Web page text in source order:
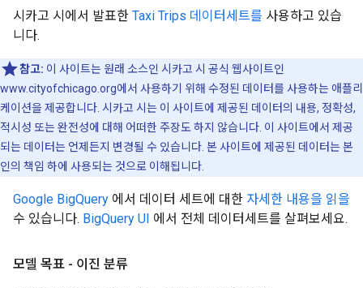
시카고 시에서 발표한 Taxi Trips 데이터세트를 사용하고 있습
니다.
참고: 이 사이트는 원래 소스인 시카고 시 공식 웹사이트인
www.cityofchicago.org에서 사용하기 위해 수정된 데이터를 사용하는 애플리
케이션을 제공합니다. 시카고 시는 이 사이트에 제공된 데이터의 내용, 정확성,
적시성 또는 완전성에 대해 어떠한 주장도 하지 않습니다. 이 사이트에서 제공
되는 데이터는 언제든지 변경될 수 있습니다. 본 사이트에 제공된 데이터는 본
인의 책임 하에 사용되는 것으로 이해됩니다.
Google BigQuery 에서 데이터 세트에 대한 자세한 내용을 읽을
수 있습니다. BigQuery UI 에서 전체 데이터세트를 살펴보세요.
모델 목표 - 이진 분류